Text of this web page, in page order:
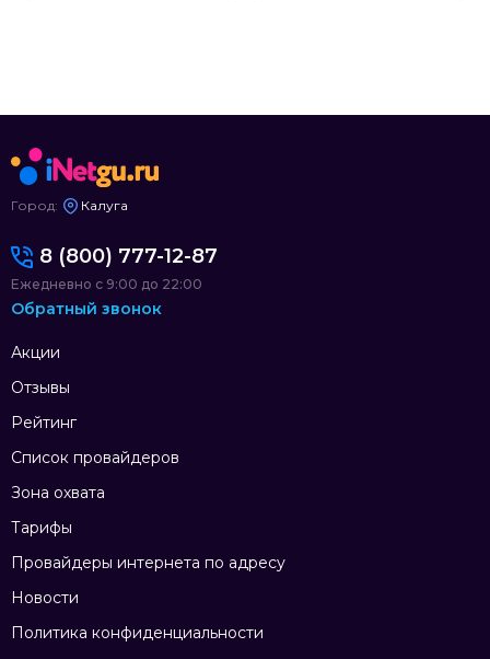
Город: Калуга
Акции
Отзывы
Рейтинг
Список провайдеров
Зона охвата
Тарифы
Провайдеры интернета по адресу
Новости
Политика конфиденциальности
8 (800) 777-12-87
Ежедневно с 9:00 до 22:00
Обратный звонок